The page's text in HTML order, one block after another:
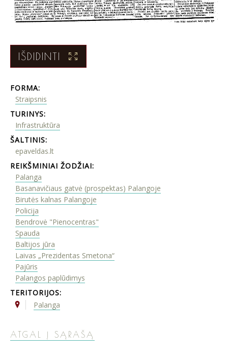
IŠDIDINTI
FORMA:
Straipsnis
TURINYS:
Infrastruktūra
ŠALTINIS:
epaveldas.lt
REIKŠMINIAI ŽODŽIAI:
Palanga
Basanavičiaus gatvė (prospektas) Palangoje
Birutės kalnas Palangoje
Policija
Bendrovė "Pienocentras"
Spauda
Baltijos jūra
Laivas „Prezidentas Smetona“
Pajūris
Palangos paplūdimys
TERITORIJOS:
Palanga
ATGAL Į SĄRAŠĄ